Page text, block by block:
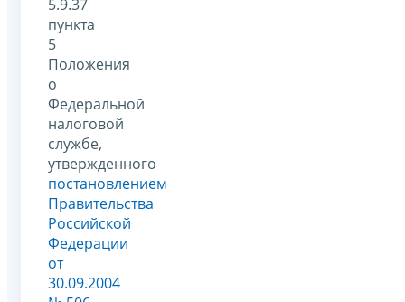
5.9.37
пункта
5
Положения
о
Федеральной
налоговой
службе,
утвержденного
постановлением
Правительства
Российской
Федерации
от
30.09.2004